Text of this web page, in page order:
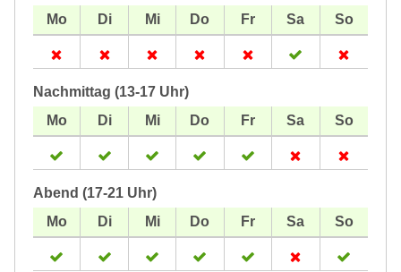
Nachmittag (13-17 Uhr)
Abend (17-21 Uhr)